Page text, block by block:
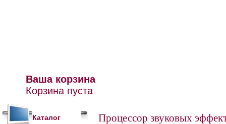
Ваша корзина
Корзина пуста
Каталог
Процессор звуковых